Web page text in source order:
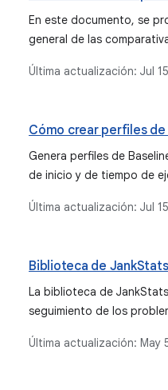
En este documento, se
general de las
Microbenchmark para
Última actualización: Jul
Cómo crear perfiles de
Genera perfiles de
de inicio y de tiempo de
Última actualización: Jul
Biblioteca de JankStats
La biblioteca de
seguimiento de los
informes sobre los
Última actualización: May